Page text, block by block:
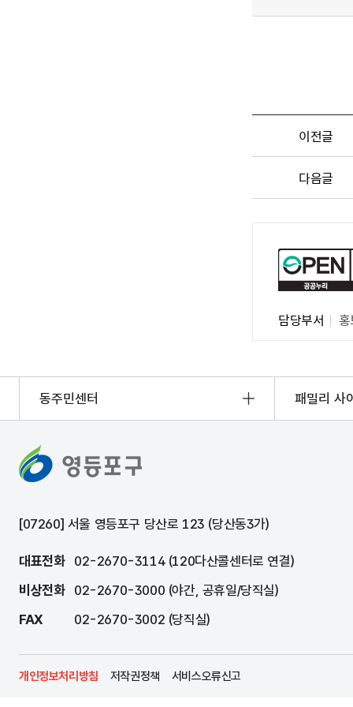
이전글
다음글
담당부서
동주민센터 패밀리 사
[07260] 서울 영등포구 당산로 123 (당산동3가)
대표전화
02-2670-3114 (120다산콜센터로 연결)
비상전화
02-2670-3000 (야간, 공휴일/당직실)
FAX
02-2670-3002 (당직실)
개인정보처리방침 저작권정책 서비스오류신고